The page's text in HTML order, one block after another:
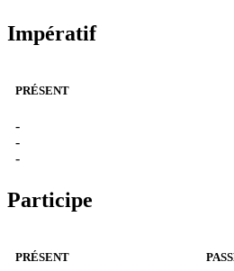
Impératif
PRÉSENT
-
-
-
Participe
PRÉSENT